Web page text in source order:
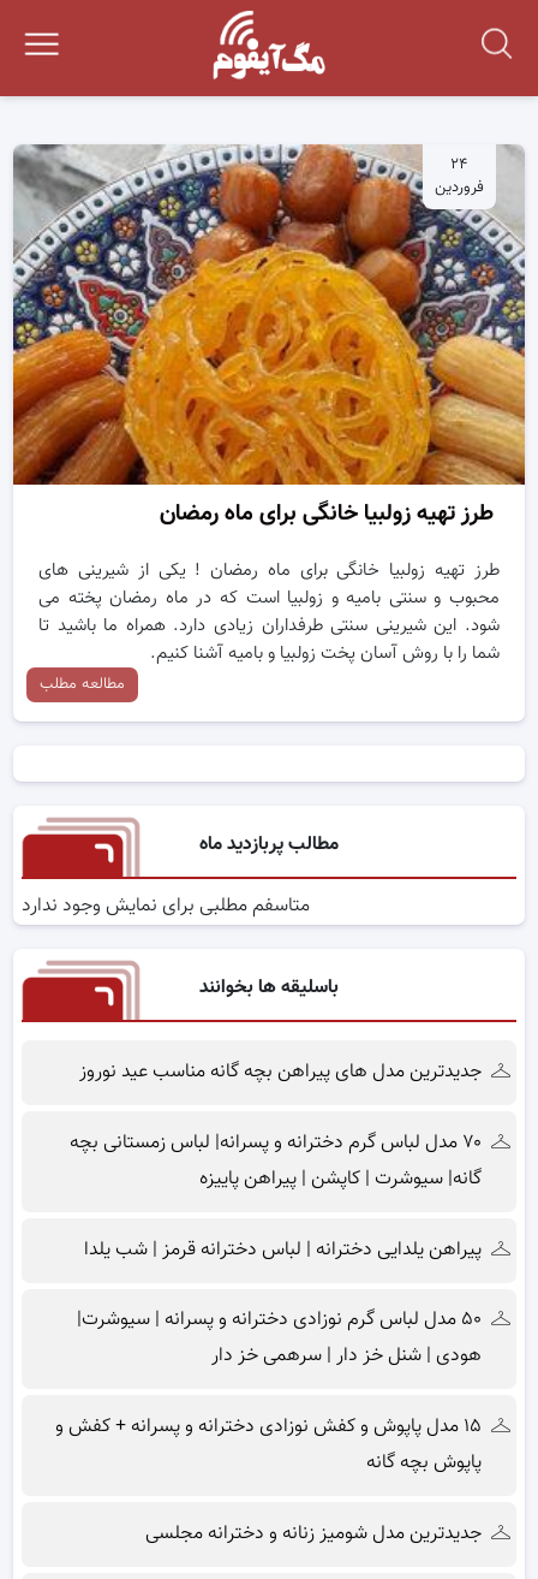
۲۴
فروردین
طرز تهیه زولبیا خانگی برای ماه رمضان
طرز تهیه زولبیا خانگی برای ماه رمضان ! یکی از شیرینی های
محبوب و سنتی بامیه و زولبیا است که در ماه رمضان پخته می
شود. این شیرینی سنتی طرفداران زیادی دارد. همراه ما باشید تا
شما را با روش آسان پخت زولبیا و بامیه آشنا کنیم.
مطالعه مطلب
مطالب پربازدید ماه
متاسفم مطلبی برای نمایش وجود ندارد
باسلیقه ها بخوانند
جدیدترین مدل های پیراهن بچه گانه مناسب عید نوروز
۷۰ مدل لباس گرم دخترانه و پسرانه| لباس زمستانی بچه
گانه| سیوشرت | کاپشن | پیراهن پاییزه
پیراهن یلدایی دخترانه | لباس دخترانه قرمز | شب یلدا
۵۰ مدل لباس گرم نوزادی دخترانه و پسرانه | سیوشرت|
هودی | شنل خز دار | سرهمی خز دار
۱۵ مدل پاپوش و کفش نوزادی دخترانه و پسرانه + کفش و
پاپوش بچه گانه
جدیدترین مدل شومیز زنانه و دخترانه مجلسی